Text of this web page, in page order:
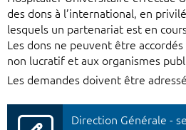
des dons à l’international, en
lesquels un partenariat est en
Les dons ne peuvent être accordés
non lucratif et aux organismes
Les demandes doivent être
Direction Générale -